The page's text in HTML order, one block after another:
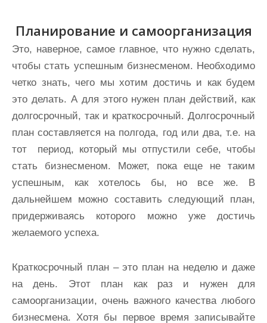
Планирование и самоорганизация
Это, наверное, самое главное, что нужно сделать,
чтобы стать успешным бизнесменом. Необходимо
четко знать, чего мы хотим достичь и как будем
это делать. А для этого нужен план действий, как
долгосрочный, так и краткосрочный. Долгосрочный
план составляется на полгода, год или два, т.е. на
тот период, который мы отпустили себе, чтобы
стать бизнесменом. Может, пока еще не таким
успешным, как хотелось бы, но все же. В
дальнейшем можно составить следующий план,
придерживаясь которого можно уже достичь
желаемого успеха.
Краткосрочный план – это план на неделю и даже
на день. Этот план как раз и нужен для
самоорганизации, очень важного качества любого
бизнесмена. Хотя бы первое время записывайте